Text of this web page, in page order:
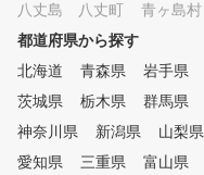
八丈島 八丈町
青ヶ島村
都道府県から探す
北海道
青森県 岩手県
茨城県
栃木県 群馬県
神奈川県
新潟県 山梨県
愛知県
三重県 富山県